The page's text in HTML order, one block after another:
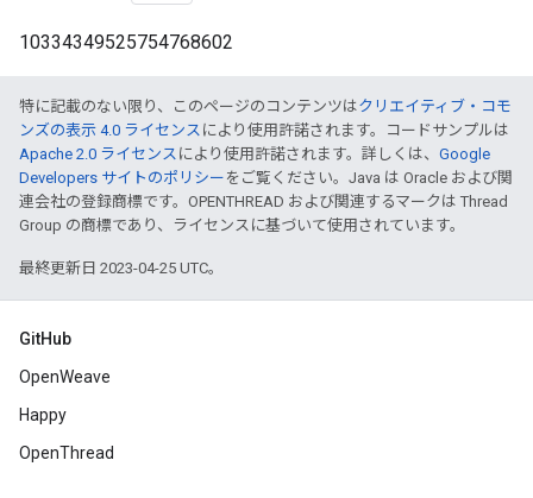
10334349525754768602
特に記載のない限り、このページのコンテンツはクリエイティブ・コモ
ンズの表示 4.0 ライセンス により使用許諾されます。コードサンプルは
Apache 2.0 ライセンス により使用許諾されます。詳しくは、 Google
Developers サイトのポリシー をご覧ください。Java は Oracle および関
連会社の登録商標です。OPENTHREAD および関連するマークは Thread
Group の商標であり、ライセンスに基づいて使用されています。
最終更新日 2023-04-25 UTC。
GitHub
OpenWeave
Happy
OpenThread